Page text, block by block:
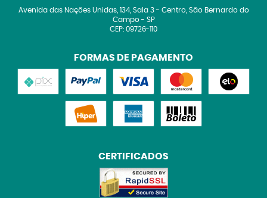
Avenida das Nações Unidas, 134, Sala 3- Centro, São Bernardo do
Campo- SP
CEP: 09726-110
FORMAS DE PAGAMENTO
CERTIFICADOS